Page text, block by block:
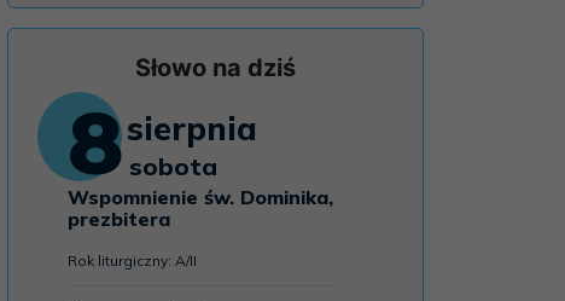
Słowo na dziś